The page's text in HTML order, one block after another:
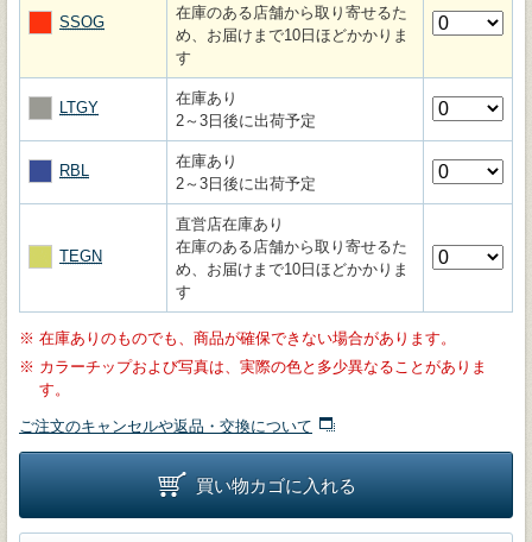
SSOG
在庫のある店舗から取り寄せるた
め、お届けまで10日ほどかかりま
す
LTGY
在庫あり
2～3日後に出荷予定
RBL
在庫あり
2～3日後に出荷予定
TEGN
直営店在庫あり
在庫のある店舗から取り寄せるた
め、お届けまで10日ほどかかりま
す
※ 在庫ありのものでも、商品が確保できない場合があります。
※ カラーチップおよび写真は、実際の色と多少異なることがありま
す。
ご注文のキャンセルや返品・交換について
買い物カゴに入れる